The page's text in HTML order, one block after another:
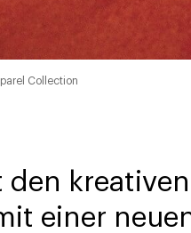
Collection
den
einer